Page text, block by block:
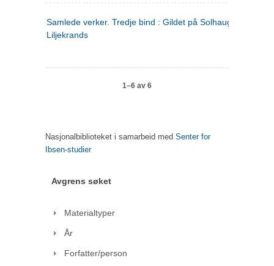
Samlede verker. Tredje bind : Gildet på Solhaug ; Olaf
Liljekrands
1–6 av 6
Nasjonalbiblioteket i samarbeid med Senter for
Ibsen-studier
Avgrens søket
Materialtyper
År
Forfatter/person